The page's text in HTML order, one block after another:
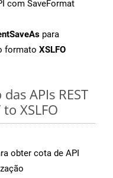
com SaveFormat
para
formato XSLFO
APIs REST
XSLFO
obter cota de API